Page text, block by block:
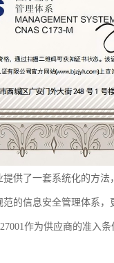
供了一套系统化的方
的信息安全管理体系
作为供应商的准入